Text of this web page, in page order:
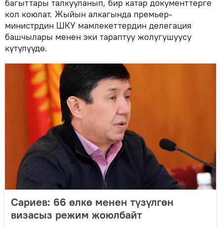
багыттары талкууланып, бир катар документтерге
кол коюлат. Жыйын алкагында премьер-
министрдин ШКУ мамлекеттердин делегация
башчылары менен эки тараптуу жолугушуусу
күтүлүүдө.
Сариев: 66 өлкө менен түзүлгөн
визасыз режим жоюлбайт